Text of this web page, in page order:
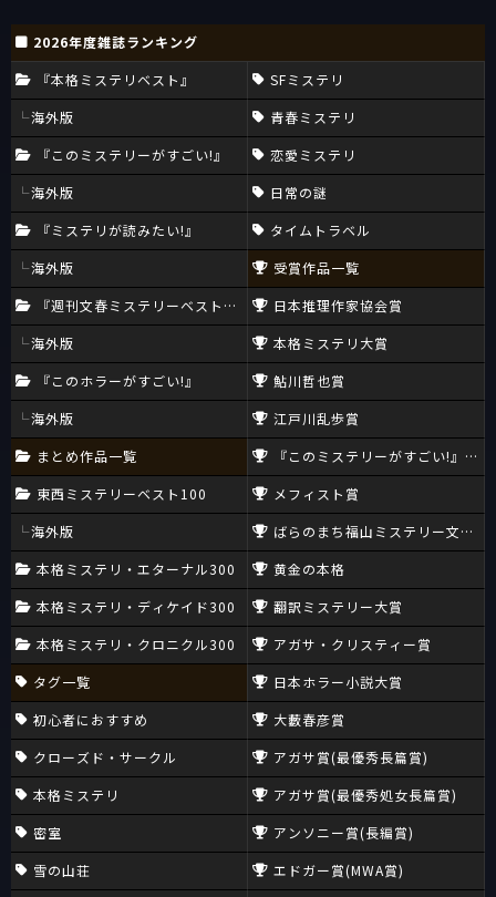
2026年度雑誌ランキング
『本格ミステリベスト』
海外版
『このミステリーがすごい!』
海外版
『ミステリが読みたい!』
海外版
『週刊文春ミステリーベスト10』
海外版
『このホラーがすごい!』
海外版
まとめ作品一覧
東西ミステリーベスト100
海外版
本格ミステリ・エターナル300
本格ミステリ・ディケイド300
本格ミステリ・クロニクル300
タグ一覧
初心者におすすめ
クローズド・サークル
本格ミステリ
密室
雪の山荘
SFミステリ
青春ミステリ
恋愛ミステリ
日常の謎
タイムトラベル
受賞作品一覧
日本推理作家協会賞
本格ミステリ大賞
鮎川哲也賞
江戸川乱歩賞
『このミステリーがすごい!』大賞
メフィスト賞
ばらのまち福山ミステリー文学新
黄金の本格
翻訳ミステリー大賞
アガサ・クリスティー賞
日本ホラー小説大賞
大藪春彦賞
アガサ賞(最優秀長篇賞)
アガサ賞(最優秀処女長篇賞)
アンソニー賞(長編賞)
エドガー賞(MWA賞)